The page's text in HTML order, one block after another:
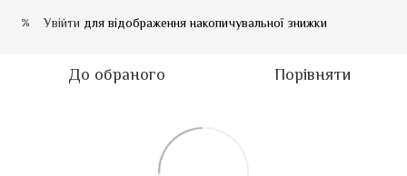
% Увійти для відображення накопичувальної знижки
До обраного Порівняти